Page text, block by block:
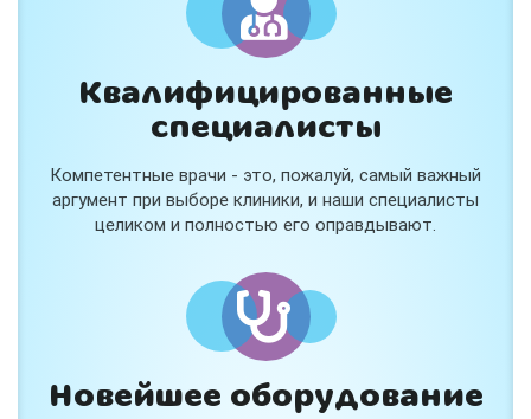
Квалифицированные
специалисты
Компетентные врачи - это, пожалуй, самый важный
аргумент при выборе клиники, и наши специалисты
целиком и полностью его оправдывают.
Новейшее оборудование
Консультация ортопеда +
тейпирование за 1 приём
Вас или вашего ребёнка беспокоят:
- боли в спине, шее, коленях или ногах?
- дискомфорт после спорта и нагрузок?
В «Медлэнд» принимает известный ортопед-
травматолог Шехмаметьев Али Зарефуллович
В прием входит:
✔️ Осмотр и консультация врача
✔️ Рекомендации по вашей ситуации
✔️Тейпирование